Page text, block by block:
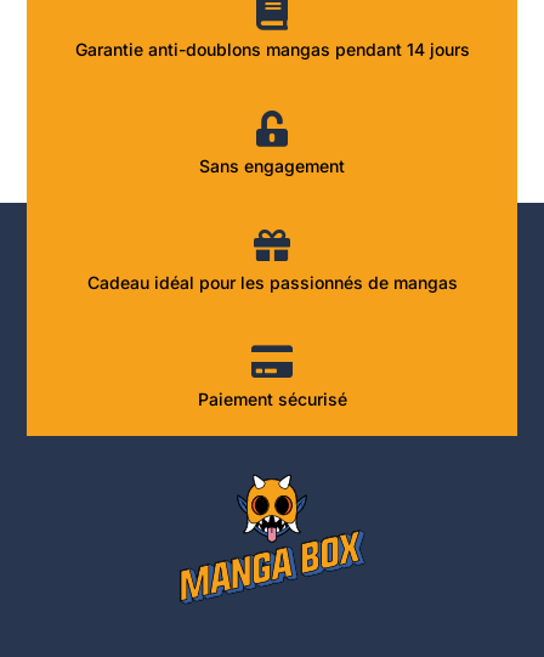
Garantie anti-doublons mangas pendant 14 jours
Sans engagement
Cadeau idéal pour les passionnés de mangas
Paiement sécurisé